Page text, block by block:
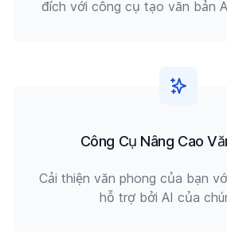
đích với công cụ tạo văn bản
Công Cụ Nâng Cao
Cải thiện văn phong của bạn
hỗ trợ bởi AI của